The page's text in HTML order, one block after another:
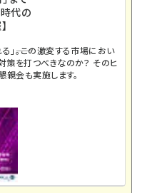
時代の
――。この激変する市場におい
策を打つべきなのか？ そのヒ
親会も実施します。